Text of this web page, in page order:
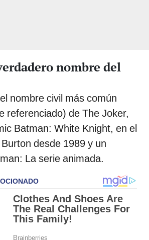
nombre del
nombre civil más común
referenciado) de The Joker,
Batman: White Knight, en el
desde 1989 y un
La serie animada.